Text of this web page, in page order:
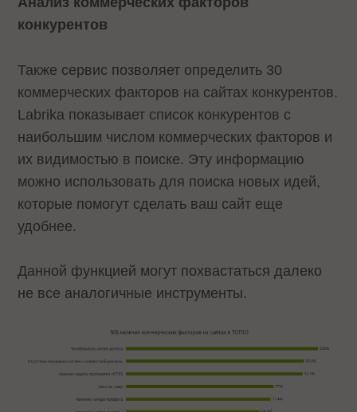
конкурентов
Также сервис позволяет определить 30
коммерческих факторов на сайтах конкурентов.
Labrika показывает список конкурентов с
наибольшим числом коммерческих факторов и
их видимостью в поиске. Эту информацию
можно использовать для поиска новых идей,
которые помогут сделать ваш сайт еще
удобнее.
Данной функцией могут похвастаться далеко
не все аналогичные инструменты.